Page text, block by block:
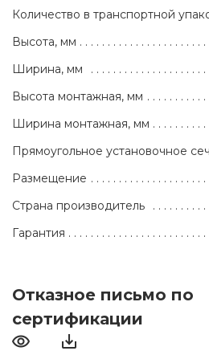
Количество в транспортной
Высота, мм
Ширина, мм
Высота монтажная, мм
Ширина монтажная, мм
Прямоугольное установочное
Размещение
Страна производитель
Гарантия
Отказное письмо по
сертификации